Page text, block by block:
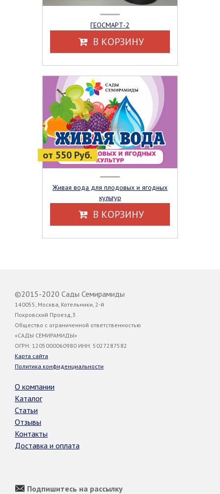
ГЕОСМАРТ-2
В КОРЗИНУ
от 550 Руб.
Живая вода для плодовых и ягодных
культур
В КОРЗИНУ
©2015-2020 Сады Семирамиды
140055, Москва, Котельники, 2-й
Покровский Проезд,3
Общество с ограниченной ответственностью
«САДЫ СЕМИРАМИДЫ»
ОГРН: 1205000060980 ИНН: 5027287582
Карта сайта
Политика конфиденциальности
О компании
Каталог
Статьи
Отзывы
Контакты
Доставка и оплата
Подпишитесь на рассылку